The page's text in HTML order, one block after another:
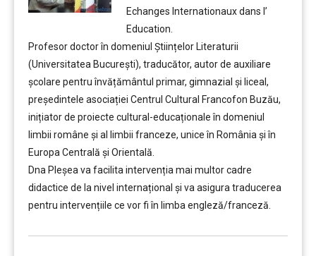
Echanges Internationaux dans l’
Education.
Profesor doctor în domeniul Științelor Literaturii
(Universitatea București), traducător, autor de auxiliare
școlare pentru învățământul primar, gimnazial și liceal,
președintele asociației Centrul Cultural Francofon Buzău,
inițiator de proiecte cultural-educaționale în domeniul
limbii române și al limbii franceze, unice în România și în
Europa Centrală și Orientală.
Dna Pleșea va facilita intervenția mai multor cadre
didactice de la nivel internațional și va asigura traducerea
pentru intervențiile ce vor fi în limba engleză/franceză.